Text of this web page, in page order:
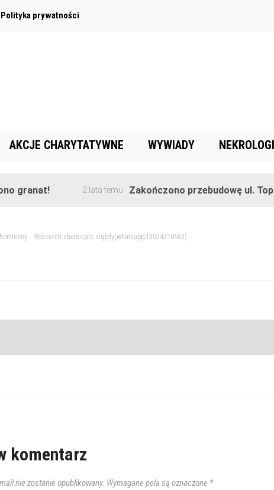
Polityka prywatności
AKCJE CHARYTATYWNE WYWIADY NEKROLOGI
2 lata temu Zakończono przebudowę ul. Topolowej
> Research chemicals supply(whatsapp;13024210663)
komentarz
nie zostanie opublikowany. Wymagane pola są oznaczone *